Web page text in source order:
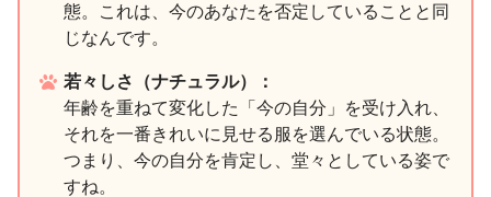
態。これは、今のあなたを否定していることと同
じなんです。
若々しさ（ナチュラル）：
年齢を重ねて変化した「今の自分」を受け入れ、
それを一番きれいに見せる服を選んでいる状態。
つまり、今の自分を肯定し、堂々としている姿で
すね。